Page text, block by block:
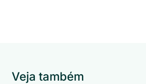
Veja também